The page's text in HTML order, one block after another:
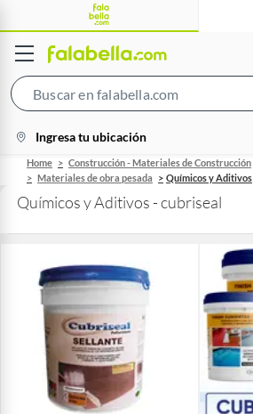
Bar
location-
icon
Ingresa tu ubicación
Home
Construcción - Materiales de Construcción
Materiales de obra pesada
Químicos y Aditivos
Químicos y Aditivos - cubriseal